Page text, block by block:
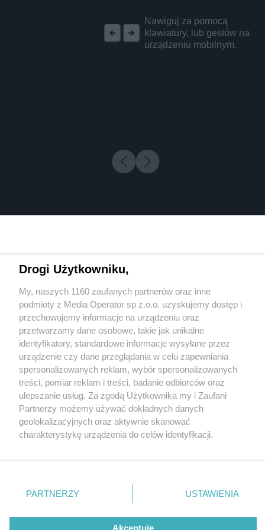
Nawiguj za pomocą
klawiatury, lub gestów na
urządzeniu mobilnym.
5 / 0
Wydawca mediów lokalnych
Nie zapomnij
zapoznać się z:
polityką prywatności regulamin korzystania z portali
Twojemiasto
Piekary Śląskie
Chorzów
Tarnowskie Góry
Gliwice
Skontakuj sięz nami
Kontakt
Wydawca
Redakcja
Drogi Użytkowniku,
My, naszych 1160 zaufanych partnerów oraz inne
podmioty z Media Operator sp z.o.o. uzyskujemy dostęp i
przechowujemy informacje na urządzeniu oraz
przetwarzamy dane osobowe, takie jak unikalne
identyfikatory, standardowe informacje wysyłane przez
urządzenie czy dane przeglądania w celu zapewniania
spersonalizowanych reklam, wybór spersonalizowanych
treści, pomiar reklam i treści, badanie odbiorców oraz
ulepszanie usług. Za zgodą Użytkownika my i Zaufani
Partnerzy możemy używać dokładnych danych
geolokalizacyjnych oraz aktywnie skanować
charakterystykę urządzenia do celów identyfikacji.
zmienić/wycofać klikając przycisk ustawień prywatności
znajdujący się w lewym dolnym rogu strony
rodzaje przetwarzania danych nie wymagają zgody
użytkownika, ale masz prawo sprzeciwić się takiemu
PARTNERZY USTAWIENIA
Akceptuję